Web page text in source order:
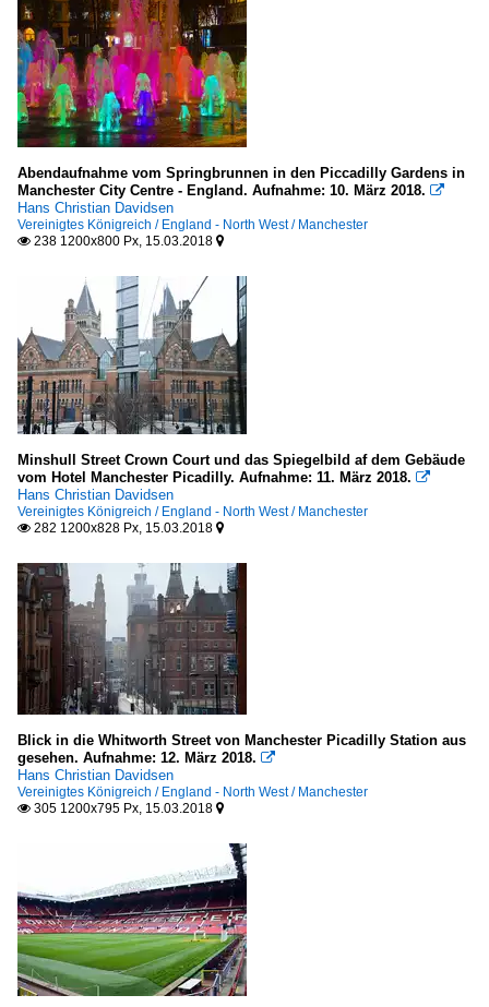
Abendaufnahme vom Springbrunnen in den Piccadilly Gardens in
Manchester City Centre - England. Aufnahme: 10. März 2018. 
Hans Christian Davidsen
Vereinigtes Königreich / England - North West / Manchester
 238 1200x800 Px, 15.03.2018 
Minshull Street Crown Court und das Spiegelbild af dem Gebäude
vom Hotel Manchester Picadilly. Aufnahme: 11. März 2018. 
Hans Christian Davidsen
Vereinigtes Königreich / England - North West / Manchester
 282 1200x828 Px, 15.03.2018 
Blick in die Whitworth Street von Manchester Picadilly Station aus
gesehen. Aufnahme: 12. März 2018. 
Hans Christian Davidsen
Vereinigtes Königreich / England - North West / Manchester
 305 1200x795 Px, 15.03.2018 